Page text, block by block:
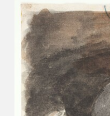
CORPORATE ACTION
SEDE
CONTACT